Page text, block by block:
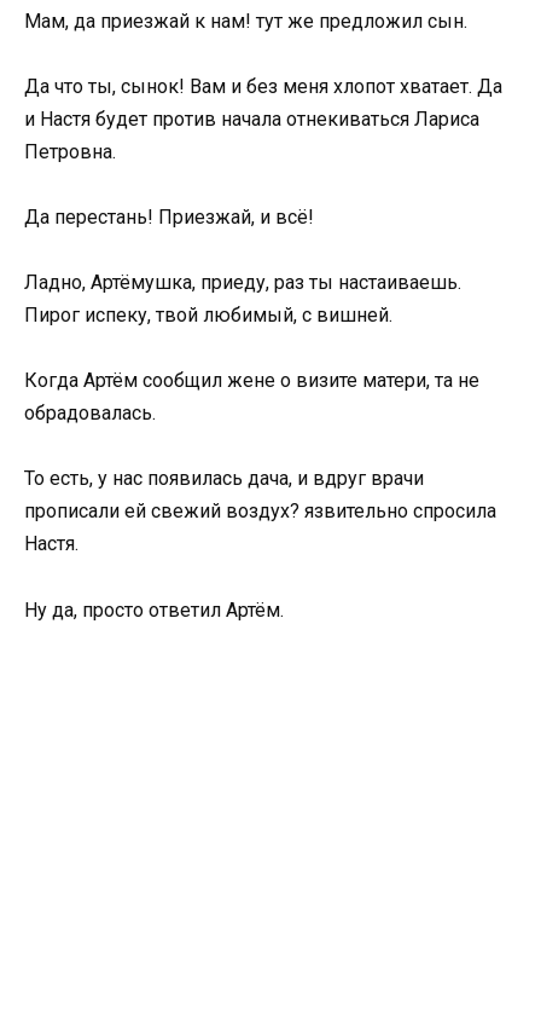
Мам, да приезжай к нам! тут же предложил сын.
Да что ты, сынок! Вам и без меня хлопот хватает. Да
и Настя будет против начала отнекиваться Лариса
Петровна.
Да перестань! Приезжай, и всё!
Ладно, Артёмушка, приеду, раз ты настаиваешь.
Пирог испеку, твой любимый, с вишней.
Когда Артём сообщил жене о визите матери, та не
обрадовалась.
То есть, у нас появилась дача, и вдруг врачи
прописали ей свежий воздух? язвительно спросила
Настя.
Ну да, просто ответил Артём.